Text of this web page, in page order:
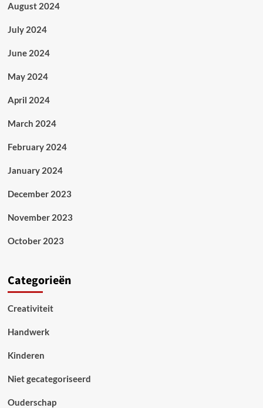
August 2024
July 2024
June 2024
May 2024
April 2024
March 2024
February 2024
January 2024
December 2023
November 2023
October 2023
Categorieën
Creativiteit
Handwerk
Kinderen
Niet gecategoriseerd
Ouderschap